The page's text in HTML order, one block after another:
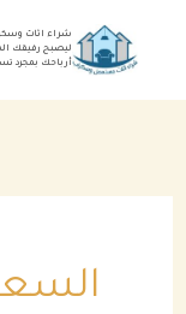
المحتوى
شراء اثاث
ليصبح رفيقك
أرباحك بمجرد